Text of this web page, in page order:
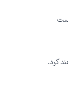
کرد.